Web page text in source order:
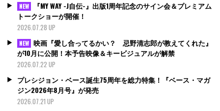
NEW
『MY WAY -J自伝-』出版1周年記念のサイン会＆プレミアム
トークショーが開催！
2026.07.28 UP
NEW 映画『愛し合ってるかい？ 忌野清志郎が教えてくれた』
が10月に公開！本予告映像＆キービジュアルが解禁
2026.07.22 UP
プレシジョン・ベース誕生75周年を総力特集！『ベース・マガ
ジン2026年8月号』が発売
2026.07.21 UP